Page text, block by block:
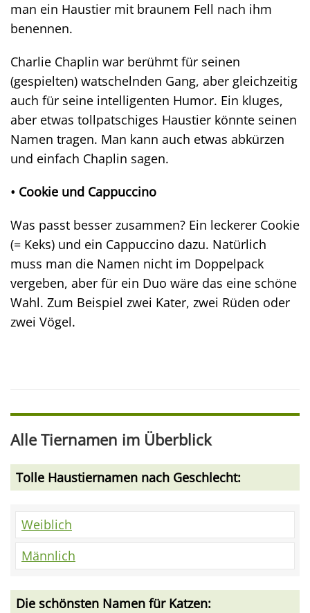
man ein Haustier mit braunem Fell nach ihm
benennen.
Charlie Chaplin war berühmt für seinen
(gespielten) watschelnden Gang, aber gleichzeitig
auch für seine intelligenten Humor. Ein kluges,
aber etwas tollpatschiges Haustier könnte seinen
Namen tragen. Man kann auch etwas abkürzen
und einfach Chaplin sagen.
• Cookie und Cappuccino
Was passt besser zusammen? Ein leckerer Cookie
(= Keks) und ein Cappuccino dazu. Natürlich
muss man die Namen nicht im Doppelpack
vergeben, aber für ein Duo wäre das eine schöne
Wahl. Zum Beispiel zwei Kater, zwei Rüden oder
zwei Vögel.
Alle Tiernamen im Überblick
Tolle Haustiernamen nach Geschlecht:
Weiblich
Männlich
Die schönsten Namen für Katzen: